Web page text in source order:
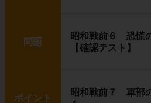
問題
昭和戦前６ 恐慌
【確認テスト】
ポイント
昭和戦前７ 軍部